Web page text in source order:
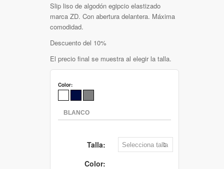
Slip liso de algodón egipcio elastizado
marca ZD. Con abertura delantera. Máxima
comodidad.
Descuento del 10%
El precio final se muestra al elegir la talla.
Color:
Talla:
Color: